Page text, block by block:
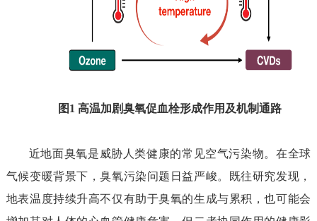
图1 高温加剧臭氧促血栓形成作用及机制通路
近地面臭氧是威胁人类健康的常见空气污染物。在全球
气候变暖背景下，臭氧污染问题日益严峻。 既往研究发现 ，
地表温度持续升高不仅有助于臭氧的生成与累积，也可能会